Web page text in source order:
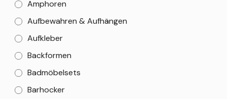
Amphoren
Aufbewahren & Aufhängen
Aufkleber
Backformen
Badmöbelsets
Barhocker